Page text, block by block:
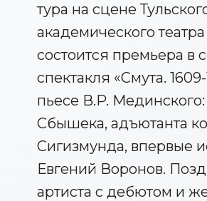
тура на сцене
академического
состоится премьера в
спектакля «Смута. 1609-
пьесе В.Р.
Сбышека, адъютанта
Сигизмунда, впервые
Евгений Воронов.
артиста с дебютом и